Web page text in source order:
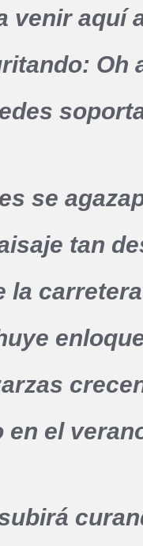
venir aquí
Oh
se
tan
la
en el